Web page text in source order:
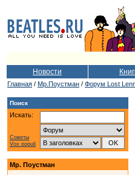
Новости
Главная / Мр.Поустман / Форум Lost
Поиск
Искать:
Советы
Vox populi
Мр. Поустман